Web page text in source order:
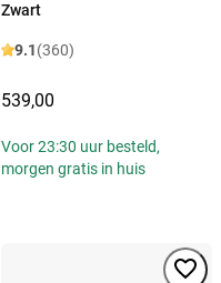
Zwart
9.1(360)
539,00
Voor 23:30 uur besteld,
morgen gratis in huis